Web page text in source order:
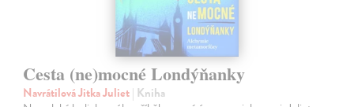
Cesta (ne)mocné Londýňanky
Navrátilová Jitka Juliet| Kniha